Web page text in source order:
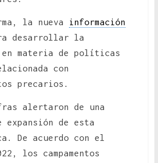
la nueva
información
desarrollar la
materia de políticas
con
precarios.
alertaron de una
expansión de esta
De acuerdo con el
los campamentos